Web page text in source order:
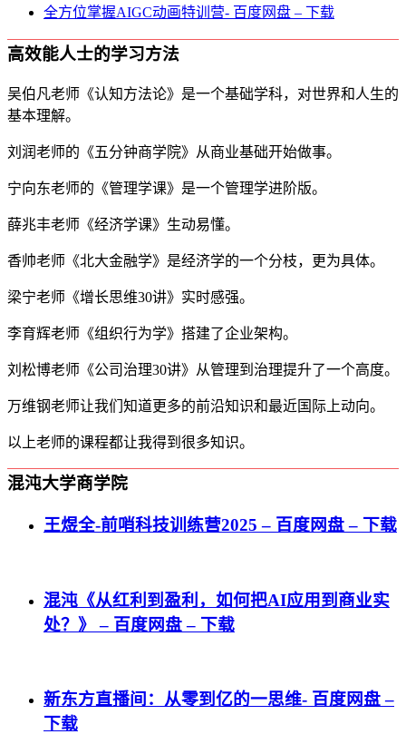
全方位掌握AIGC动画特训营- 百度网盘 – 下载
高效能人士的学习方法
吴伯凡老师《认知方法论》是一个基础学科，对世界和人生的
基本理解。
刘润老师的《五分钟商学院》从商业基础开始做事。
宁向东老师的《管理学课》是一个管理学进阶版。
薛兆丰老师《经济学课》生动易懂。
香帅老师《北大金融学》是经济学的一个分枝，更为具体。
梁宁老师《增长思维30讲》实时感强。
李育辉老师《组织行为学》搭建了企业架构。
刘松博老师《公司治理30讲》从管理到治理提升了一个高度。
万维钢老师让我们知道更多的前沿知识和最近国际上动向。
以上老师的课程都让我得到很多知识。
混沌大学商学院
王煜全-前哨科技训练营2025 – 百度网盘 – 下载
混沌《从红利到盈利，如何把AI应用到商业实
处？》 – 百度网盘 – 下载
新东方直播间：从零到亿的一思维- 百度网盘 –
下载